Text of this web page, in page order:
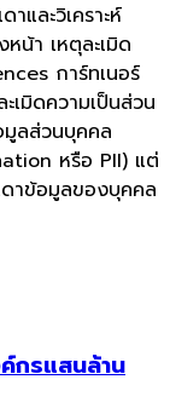
และวิเคราะห์
น้า เหตุละเมิด
การ์ทเนอร์
มิดความเป็นส่วน
มูลส่วนบุคคล
หรือ PII) แต่
ดาข้อมูลของบุคคล
กรแสนล้าน